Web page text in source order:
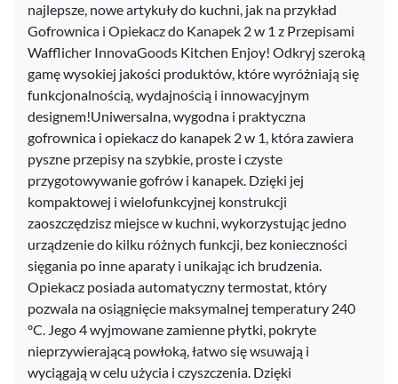
najlepsze, nowe artykuły do kuchni, jak na przykład
Gofrownica i Opiekacz do Kanapek 2 w 1 z Przepisami
Wafflicher InnovaGoods Kitchen Enjoy! Odkryj szeroką
gamę wysokiej jakości produktów, które wyróżniają się
funkcjonalnością, wydajnością i innowacyjnym
designem!Uniwersalna, wygodna i praktyczna
gofrownica i opiekacz do kanapek 2 w 1, która zawiera
pyszne przepisy na szybkie, proste i czyste
przygotowywanie gofrów i kanapek. Dzięki jej
kompaktowej i wielofunkcyjnej konstrukcji
zaoszczędzisz miejsce w kuchni, wykorzystując jedno
urządzenie do kilku różnych funkcji, bez konieczności
sięgania po inne aparaty i unikając ich brudzenia.
Opiekacz posiada automatyczny termostat, który
pozwala na osiągnięcie maksymalnej temperatury 240
ºC. Jego 4 wyjmowane zamienne płytki, pokryte
nieprzywierającą powłoką, łatwo się wsuwają i
wyciągają w celu użycia i czyszczenia. Dzięki